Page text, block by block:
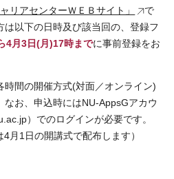
ャリアセンターＷＥＢサイト」
で
は以下の日時及び該当回の、登録フ
4月3日(月)17時までに事前登録をお
時間の開催方式(対面／オンライン)
なお、申込時にはNU-AppsGアカウ
）でのログインが必要です。
月1日の開講式で配布します）